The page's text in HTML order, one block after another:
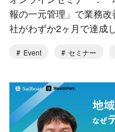
報の一元管理」で業務
社がわずか2ヶ月で達成
Event セミナー